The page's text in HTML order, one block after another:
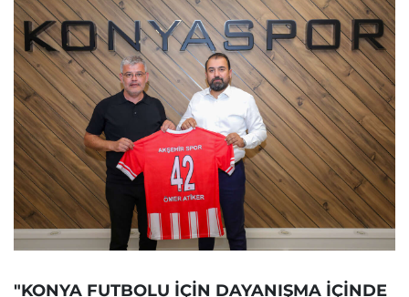
"KONYA FUTBOLU İÇİN DAYANIŞMA İÇİNDE